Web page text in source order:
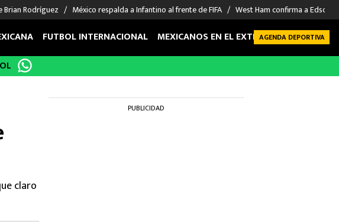
Brian Rodríguez México respalda a Infantino al frente de FIFA West Ham confirma a Edson
DEPORTES
NBA
FUTBOL INTERNACIONAL MEXICANOS EN EL EXTRANJERO FUTBOL
AGENDA DEPORTIVA
claro
PUBLICIDAD